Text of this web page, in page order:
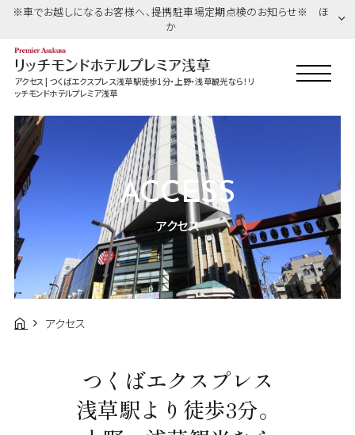
※車でお越しになるお客様へ、提携駐車場定期点検のお知らせ※ ほ
か
アクセス | つくばエクスプレス浅草駅徒歩1分・上野・浅草観光なら！リ
ッチモンドホテルプレミア浅草
ACCESS
アクセス
アクセス
つくばエクスプレス
浅草駅より徒歩3分。